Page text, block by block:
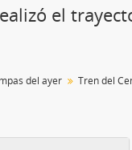
el
del ayer